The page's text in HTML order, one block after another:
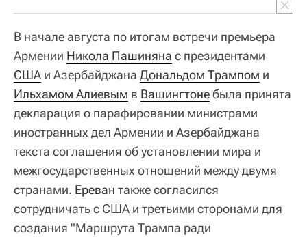
В начале августа по итогам встречи премьера
Армении Никола Пашиняна с президентами
США и Азербайджана Дональдом Трампом и
Ильхамом Алиевым в Вашингтонебыла принята
декларация о парафировании министрами
иностранных дел Армении и Азербайджана
текста соглашения об установлении мира и
межгосударственных отношений между двумя
странами. Ереван также согласился
сотрудничать с США и третьими сторонами для
создания "Маршрута Трампа ради